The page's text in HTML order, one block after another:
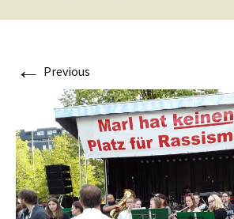
← Previous